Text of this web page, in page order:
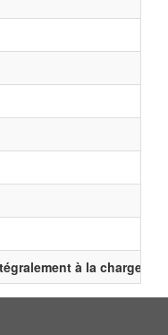
à la charge du